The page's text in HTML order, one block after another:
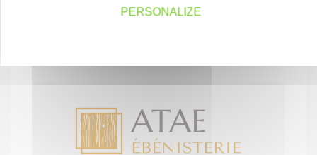
AGRICULTURE, SYLVICULTURE, PÊCHE
PERSONALIZE